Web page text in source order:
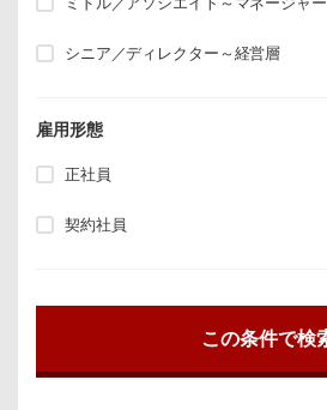
シニア／ディレクター～経営層
雇用形態
正社員
契約社員